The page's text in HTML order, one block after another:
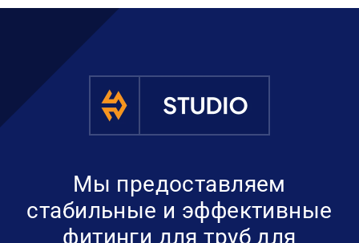
Мы предоставляем
стабильные и эффективные
фитинги для труб для